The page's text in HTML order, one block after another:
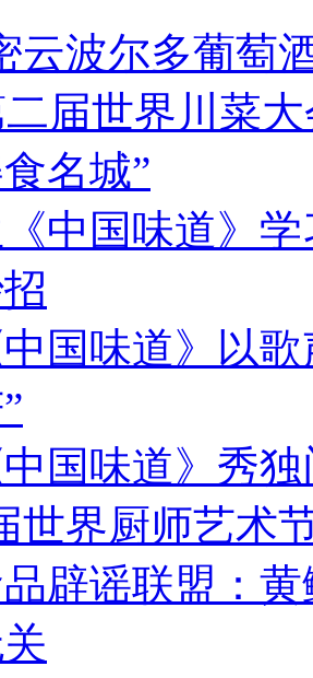
云波尔多葡萄
二届世界川菜
名城”
中国味道》
国味道》以
国味道》秀
世界厨师艺术
辟谣联盟：